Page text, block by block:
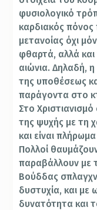
φυσιολογικό
καρδιακός
μετανοίας όχι
φθαρτά, αλλά
αιώνια. Δηλαδή,
της υποθέσεως
παράγοντα στο
Στο
της ψυχής με τη
και είναι
Πολλοί
παραβάλλουν με
Βούδδας
δυστυχία, και με
δυνατότητα και